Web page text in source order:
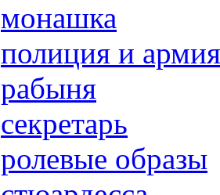
монашка
полиция и армия
рабыня
секретарь
ролевые образы